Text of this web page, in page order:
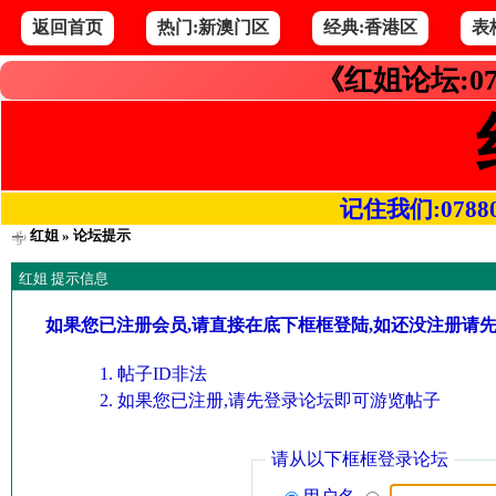
返回首页 热门:新澳门区 经典:香港区 表
《红姐论坛
记住我们
红姐» 论坛提示
红姐 提示信息
如果您已注册会员,请直接在底下框框登陆,如还没注册请
帖子ID非法
如果您已注册,请先登录论坛即可游览帖子
请从以下框框登录论坛